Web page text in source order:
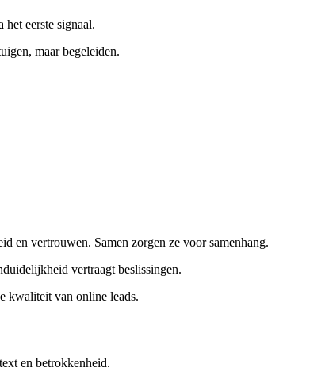
eerste signaal.
maar begeleiden.
en vertrouwen. Samen zorgen ze voor samenhang.
vertraagt beslissingen.
kwaliteit van online leads.
en betrokkenheid.